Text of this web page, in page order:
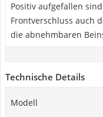
Positiv aufgefallen
Frontverschluss auch
die abnehmbaren
Technische Details
Modell